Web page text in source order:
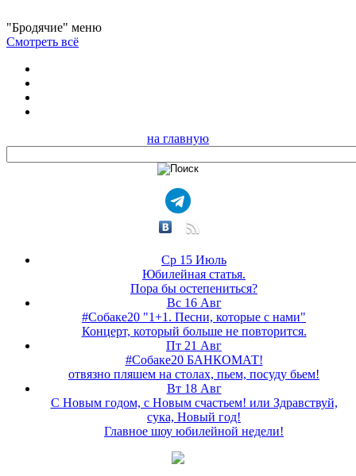
"Бродячие" меню
Смотреть всё
на главную
Ср 15 Июль
Юбилейная статья.
Пора бы остепениться?
Вс 16 Авг
#Собаке20 "1+1. Песни, которые с нами"
Концерт, который больше не повторится.
Пт 21 Авг
#Собаке20 БАНКОМАТ!
отвязно пляшем на столах, пьем, посуду бьем!
Вт 18 Авг
С Новым годом, с Новым счастьем! или Здравствуй,
сука, Новый год!
Главное шоу юбилейной недели!